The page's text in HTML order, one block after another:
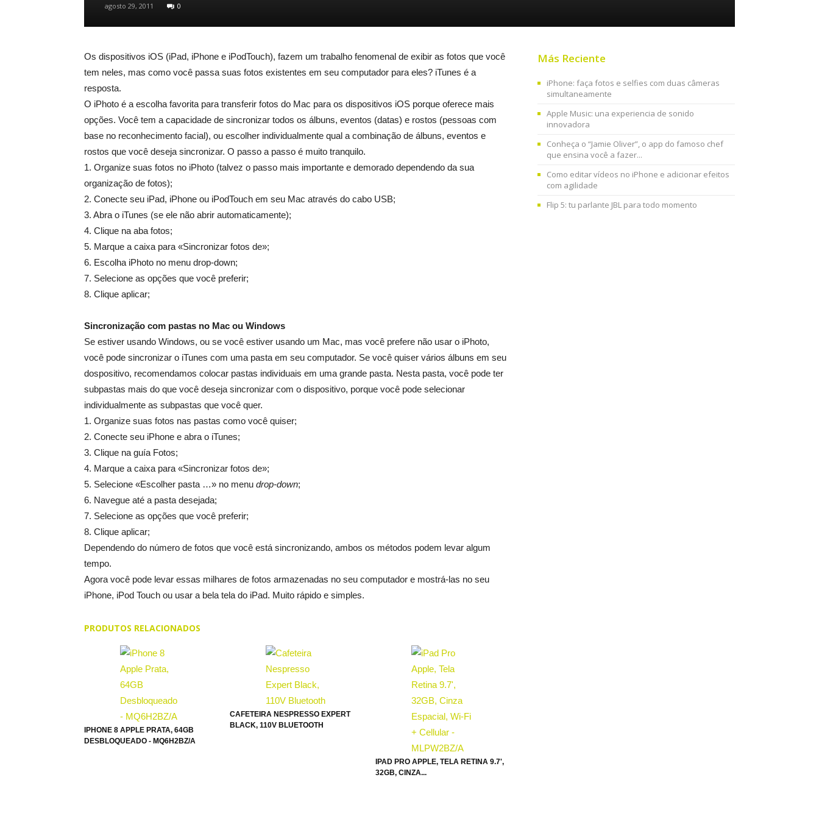
agosto 29, 2011 0
Os dispositivos iOS (iPad, iPhone e iPodTouch), fazem um trabalho fenomenal de exibir as fotos que você
tem neles, mas como você passa suas fotos existentes em seu computador para eles? iTunes é a
resposta.
O iPhoto é a escolha favorita para transferir fotos do Mac para os dispositivos iOS porque oferece mais
opções. Você tem a capacidade de sincronizar todos os álbuns, eventos (datas) e rostos (pessoas com
base no reconhecimento facial), ou escolher individualmente qual a combinação de álbuns, eventos e
rostos que você deseja sincronizar. O passo a passo é muito tranquilo.
1. Organize suas fotos no iPhoto (talvez o passo mais importante e demorado dependendo da sua
organização de fotos);
2. Conecte seu iPad, iPhone ou iPodTouch em seu Mac através do cabo USB;
3. Abra o iTunes (se ele não abrir automaticamente);
4. Clique na aba fotos;
5. Marque a caixa para «Sincronizar fotos de»;
6. Escolha iPhoto no menu drop-down;
7. Selecione as opções que você preferir;
8. Clique aplicar;
Sincronização com pastas no Mac ou Windows
Se estiver usando Windows, ou se você estiver usando um Mac, mas você prefere não usar o iPhoto,
você pode sincronizar o iTunes com uma pasta em seu computador. Se você quiser vários álbuns em seu
dospositivo, recomendamos colocar pastas individuais em uma grande pasta. Nesta pasta, você pode ter
subpastas mais do que você deseja sincronizar com o dispositivo, porque você pode selecionar
individualmente as subpastas que você quer.
1. Organize suas fotos nas pastas como você quiser;
2. Conecte seu iPhone e abra o iTunes;
3. Clique na guía Fotos;
4. Marque a caixa para «Sincronizar fotos de»;
5. Selecione «Escolher pasta …» no menu drop-down;
6. Navegue até a pasta desejada;
7. Selecione as opções que você preferir;
8. Clique aplicar;
Dependendo do número de fotos que você está sincronizando, ambos os métodos podem levar algum
tempo.
Agora você pode levar essas milhares de fotos armazenadas no seu computador e mostrá-las no seu
iPhone, iPod Touch ou usar a bela tela do iPad. Muito rápido e simples.
PRODUTOS RELACIONADOS
IPHONE 8 APPLE PRATA, 64GB
DESBLOQUEADO - MQ6H2BZ/A
CAFETEIRA NESPRESSO EXPERT
BLACK, 110V BLUETOOTH
IPAD PRO APPLE, TELA RETINA 9.7',
32GB, CINZA...
Más Reciente
iPhone: faça fotos e selfies com duas câmeras
simultaneamente
Apple Music: una experiencia de sonido
innovadora
Conheça o “Jamie Oliver”, o app do famoso chef
que ensina você a fazer...
Como editar vídeos no iPhone e adicionar efeitos
com agilidade
Flip 5: tu parlante JBL para todo momento